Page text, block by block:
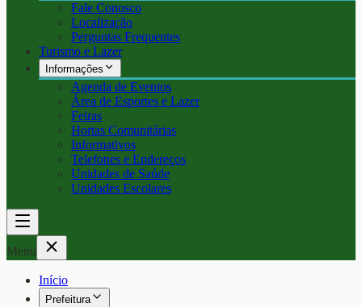
Fale Conosco
Localização
Perguntas Frequentes
Turismo e Lazer
Informações
Agenda de Eventos
Área de Esportes e Lazer
Feiras
Hortas Comunitárias
Informativos
Telefones e Endereços
Unidades de Saúde
Unidades Escolares
Menu
Início
Prefeitura